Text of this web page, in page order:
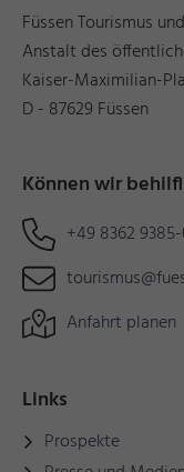
Füssen Tourismus
Anstalt des
Kaiser-Maximilian-
D - 87629 Füssen
Können wir
+49 8362
Anfahrt planen
Links
Prospekte